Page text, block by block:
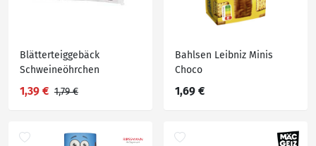
Blätterteiggebäck
Schweineöhrchen
1,39 € 1,79 €
Bahlsen Leibniz Minis
Choco
1,69 €